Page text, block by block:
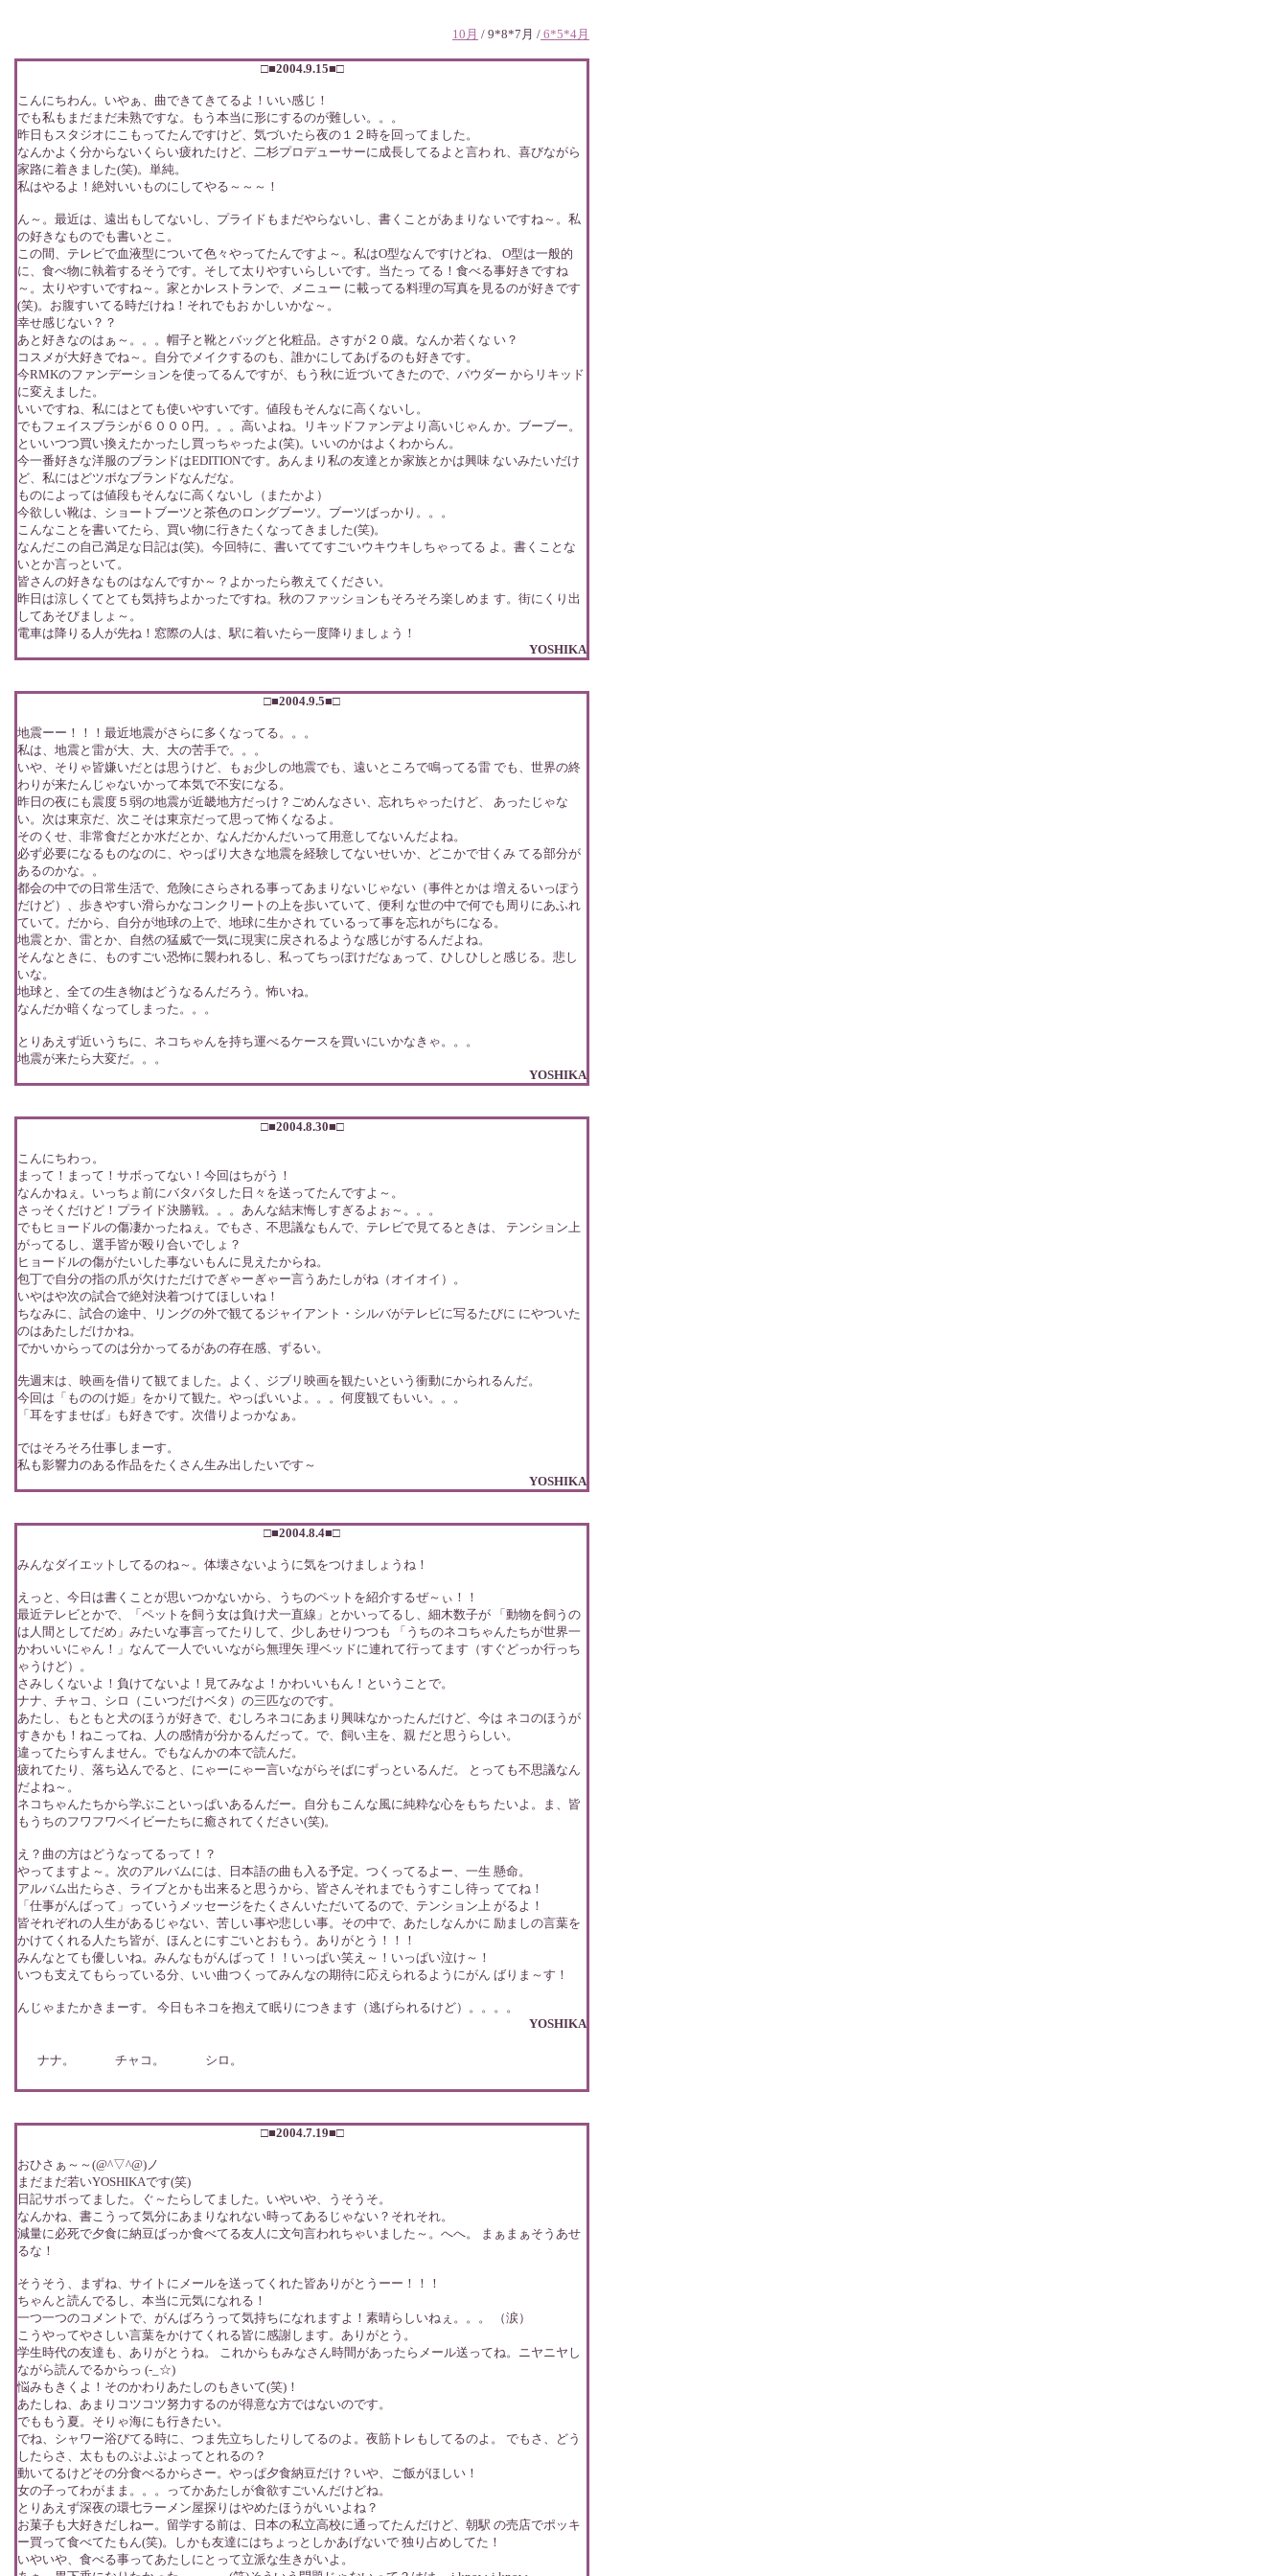
10月 / 9*8*7月 / 6*5*4月
□■2004.9.15■□
こんにちわん。いやぁ、曲できてきてるよ！いい感じ！
でも私もまだまだ未熟ですな。もう本当に形にするのが難しい。。。
昨日もスタジオにこもってたんですけど、気づいたら夜の１２時を回ってました。
なんかよく分からないくらい疲れたけど、二杉プロデューサーに成長してるよと言わ れ、喜びながら
家路に着きました(笑)。単純。
私はやるよ！絶対いいものにしてやる～～～！
ん～。最近は、遠出もしてないし、プライドもまだやらないし、書くことがあまりな いですね～。私
の好きなものでも書いとこ。
この間、テレビで血液型について色々やってたんですよ～。私はO型なんですけどね、 O型は一般的
に、食べ物に執着するそうです。そして太りやすいらしいです。当たっ てる！食べる事好きですね
～。太りやすいですね～。家とかレストランで、メニュー に載ってる料理の写真を見るのが好きです
(笑)。お腹すいてる時だけね！それでもお かしいかな～。
幸せ感じない？？
あと好きなのはぁ～。。。帽子と靴とバッグと化粧品。さすが２０歳。なんか若くな い？
コスメが大好きでね～。自分でメイクするのも、誰かにしてあげるのも好きです。
今RMKのファンデーションを使ってるんですが、もう秋に近づいてきたので、パウダー からリキッド
に変えました。
いいですね、私にはとても使いやすいです。値段もそんなに高くないし。
でもフェイスブラシが６０００円。。。高いよね。リキッドファンデより高いじゃん か。ブーブー。
といいつつ買い換えたかったし買っちゃったよ(笑)。いいのかはよくわからん。
今一番好きな洋服のブランドはEDITIONです。あんまり私の友達とか家族とかは興味 ないみたいだけ
ど、私にはどツボなブランドなんだな。
ものによっては値段もそんなに高くないし（またかよ）
今欲しい靴は、ショートブーツと茶色のロングブーツ。ブーツばっかり。。。
こんなことを書いてたら、買い物に行きたくなってきました(笑)。
なんだこの自己満足な日記は(笑)。今回特に、書いててすごいウキウキしちゃってる よ。書くことな
いとか言っといて。
皆さんの好きなものはなんですか～？よかったら教えてください。
昨日は涼しくてとても気持ちよかったですね。秋のファッションもそろそろ楽しめま す。街にくり出
してあそびましょ～。
電車は降りる人が先ね！窓際の人は、駅に着いたら一度降りましょう！
YOSHIKA
□■2004.9.5■□
地震ーー！！！最近地震がさらに多くなってる。。。
私は、地震と雷が大、大、大の苦手で。。。
いや、そりゃ皆嫌いだとは思うけど、もぉ少しの地震でも、遠いところで鳴ってる雷 でも、世界の終
わりが来たんじゃないかって本気で不安になる。
昨日の夜にも震度５弱の地震が近畿地方だっけ？ごめんなさい、忘れちゃったけど、 あったじゃな
い。次は東京だ、次こそは東京だって思って怖くなるよ。
そのくせ、非常食だとか水だとか、なんだかんだいって用意してないんだよね。
必ず必要になるものなのに、やっぱり大きな地震を経験してないせいか、どこかで甘くみ てる部分が
あるのかな。。
都会の中での日常生活で、危険にさらされる事ってあまりないじゃない（事件とかは 増えるいっぽう
だけど）、歩きやすい滑らかなコンクリートの上を歩いていて、便利 な世の中で何でも周りにあふれ
ていて。だから、自分が地球の上で、地球に生かされ ているって事を忘れがちになる。
地震とか、雷とか、自然の猛威で一気に現実に戻されるような感じがするんだよね。
そんなときに、ものすごい恐怖に襲われるし、私ってちっぽけだなぁって、ひしひしと感じる。悲し
いな。
地球と、全ての生き物はどうなるんだろう。怖いね。
なんだか暗くなってしまった。。。
とりあえず近いうちに、ネコちゃんを持ち運べるケースを買いにいかなきゃ。。。
地震が来たら大変だ。。。
YOSHIKA
□■2004.8.30■□
こんにちわっ。
まって！まって！サボってない！今回はちがう！
なんかねぇ。いっちょ前にバタバタした日々を送ってたんですよ～。
さっそくだけど！プライド決勝戦。。。あんな結末悔しすぎるよぉ～。。。
でもヒョードルの傷凄かったねぇ。でもさ、不思議なもんで、テレビで見てるときは、 テンション上
がってるし、選手皆が殴り合いでしょ？
ヒョードルの傷がたいした事ないもんに見えたからね。
包丁で自分の指の爪が欠けただけでぎゃーぎゃー言うあたしがね（オイオイ）。
いやはや次の試合で絶対決着つけてほしいね！
ちなみに、試合の途中、リングの外で観てるジャイアント・シルバがテレビに写るたびに にやついた
のはあたしだけかね。
でかいからってのは分かってるがあの存在感、ずるい。
先週末は、映画を借りて観てました。よく、ジブリ映画を観たいという衝動にかられるんだ。
今回は「もののけ姫」をかりて観た。やっぱいいよ。。。何度観てもいい。。。
「耳をすませば」も好きです。次借りよっかなぁ。
ではそろそろ仕事しまーす。
私も影響力のある作品をたくさん生み出したいです～
YOSHIKA
□■2004.8.4■□
みんなダイエットしてるのね～。体壊さないように気をつけましょうね！
えっと、今日は書くことが思いつかないから、うちのペットを紹介するぜ～ぃ！！
最近テレビとかで、「ペットを飼う女は負け犬一直線」とかいってるし、細木数子が 「動物を飼うの
は人間としてだめ」みたいな事言ってたりして、少しあせりつつも 「うちのネコちゃんたちが世界一
かわいいにゃん！」なんて一人でいいながら無理矢 理ベッドに連れて行ってます（すぐどっか行っち
ゃうけど）。
さみしくないよ！負けてないよ！見てみなよ！かわいいもん！ということで。
ナナ、チャコ、シロ（こいつだけベタ）の三匹なのです。
あたし、もともと犬のほうが好きで、むしろネコにあまり興味なかったんだけど、今は ネコのほうが
すきかも！ねこってね、人の感情が分かるんだって。で、飼い主を、親 だと思うらしい。
違ってたらすんません。でもなんかの本で読んだ。
疲れてたり、落ち込んでると、にゃーにゃー言いながらそばにずっといるんだ。 とっても不思議なん
だよね～。
ネコちゃんたちから学ぶこといっぱいあるんだー。自分もこんな風に純粋な心をもち たいよ。ま、皆
もうちのフワフワベイビーたちに癒されてください(笑)。
え？曲の方はどうなってるって！？
やってますよ～。次のアルバムには、日本語の曲も入る予定。つくってるよー、一生 懸命。
アルバム出たらさ、ライブとかも出来ると思うから、皆さんそれまでもうすこし待っ ててね！
「仕事がんばって」っていうメッセージをたくさんいただいてるので、テンション上 がるよ！
皆それぞれの人生があるじゃない、苦しい事や悲しい事。その中で、あたしなんかに 励ましの言葉を
かけてくれる人たち皆が、ほんとにすごいとおもう。ありがとう！！！
みんなとても優しいね。みんなもがんばって！！いっぱい笑え～！いっぱい泣け～！
いつも支えてもらっている分、いい曲つくってみんなの期待に応えられるようにがん ばりま～す！
んじゃまたかきまーす。 今日もネコを抱えて眠りにつきます（逃げられるけど）。。。。
YOSHIKA
ナナ。 チャコ。 シロ。
□■2004.7.19■□
おひさぁ～～(@^▽^@)ノ
まだまだ若いYOSHIKAです(笑)
日記サボってました。ぐ～たらしてました。いやいや、うそうそ。
なんかね、書こうって気分にあまりなれない時ってあるじゃない？それそれ。
減量に必死で夕食に納豆ばっか食べてる友人に文句言われちゃいました～。へへ。 まぁまぁそうあせ
るな！
そうそう、まずね、サイトにメールを送ってくれた皆ありがとうーー！！！
ちゃんと読んでるし、本当に元気になれる！
一つ一つのコメントで、がんばろうって気持ちになれますよ！素晴らしいねぇ。。。 （涙）
こうやってやさしい言葉をかけてくれる皆に感謝します。ありがとう。
学生時代の友達も、ありがとうね。 これからもみなさん時間があったらメール送ってね。ニヤニヤし
ながら読んでるからっ (-_☆)
悩みもきくよ！そのかわりあたしのもきいて(笑)！
あたしね、あまりコツコツ努力するのが得意な方ではないのです。
でももう夏。そりゃ海にも行きたい。
でね、シャワー浴びてる時に、つま先立ちしたりしてるのよ。夜筋トレもしてるのよ。 でもさ、どう
したらさ、太もものぷよぷよってとれるの？
動いてるけどその分食べるからさー。やっぱ夕食納豆だけ？いや、ご飯がほしい！
女の子ってわがまま。。。ってかあたしが食欲すごいんだけどね。
とりあえず深夜の環七ラーメン屋探りはやめたほうがいいよね？
お菓子も大好きだしねー。留学する前は、日本の私立高校に通ってたんだけど、朝駅 の売店でポッキ
ー買って食べてたもん(笑)。しかも友達にはちょっとしかあげないで 独り占めしてた！
いやいや、食べる事ってあたしにとって立派な生きがいよ。